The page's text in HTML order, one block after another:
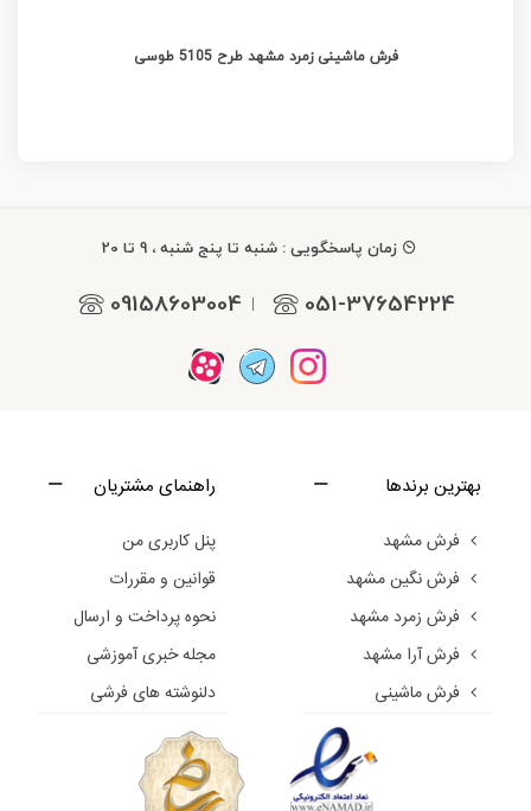
فرش ماشینی زمرد مشهد طرح 5105 طوسی
زمان پاسخگویی : شنبه تا پنج شنبه ، 9 تا 20
051-37654224
|
09158603004
بهترین برندها
فرش مشهد
فرش نگین مشهد
فرش زمرد مشهد
فرش آرا مشهد
فرش ماشینی
راهنمای مشتریان
پنل کاربری من
قوانین و مقررات
نحوه پرداخت و ارسال
مجله خبری آموزشی
دلنوشته های فرشی